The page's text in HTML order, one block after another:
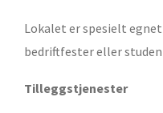
Lokalet er spesielt
bedriftfester eller
Tilleggstjenester